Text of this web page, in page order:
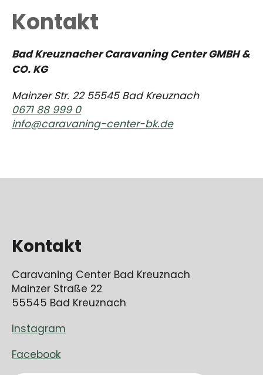
Kontakt
Bad Kreuznacher Caravaning Center GMBH &
CO. KG
Mainzer Str. 22 55545 Bad Kreuznach
0671 88 999 0
info@caravaning-center-bk.de
Kontakt
Caravaning Center Bad Kreuznach
Mainzer Straße 22
55545 Bad Kreuznach
Instagram
Facebook